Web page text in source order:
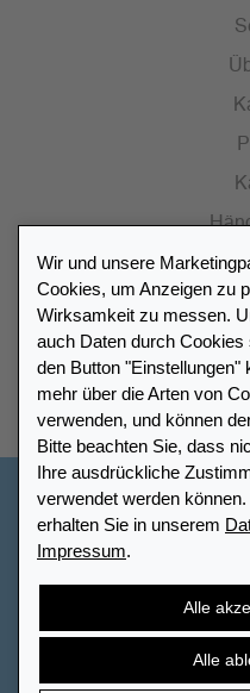
Meinen
Wir und unsere
Cookies, um Anzeigen zu
Wirksamkeit zu messen.
auch Daten durch
den Button "Einstellungen"
mehr über die Arten von
verwenden, und können
Bitte beachten Sie, dass
Ihre ausdrückliche
verwendet werden
erhalten Sie in unserem
Impressum.
Alle
Alle
Cookie-Einstellungen
Widerrufsbelehrung